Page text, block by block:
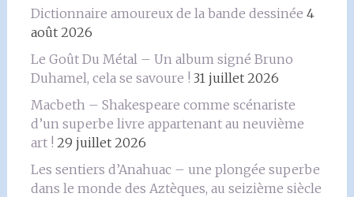
Dictionnaire amoureux de la bande dessinée 4
août 2026
Le Goût Du Métal – Un album signé Bruno
Duhamel, cela se savoure ! 31 juillet 2026
Macbeth – Shakespeare comme scénariste
d’un superbe livre appartenant au neuvième
art ! 29 juillet 2026
Les sentiers d’Anahuac – une plongée superbe
dans le monde des Aztèques, au seizième siècle